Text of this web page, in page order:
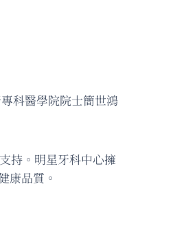
科醫學院院士簡世鴻
持。明星牙科中心擁
康品質。